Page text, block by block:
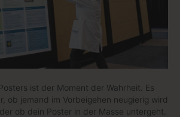
ist der Moment der Wahrheit. Es
ob jemand im Vorbeigehen neugierig wird
ob dein Poster in der Masse untergeht.